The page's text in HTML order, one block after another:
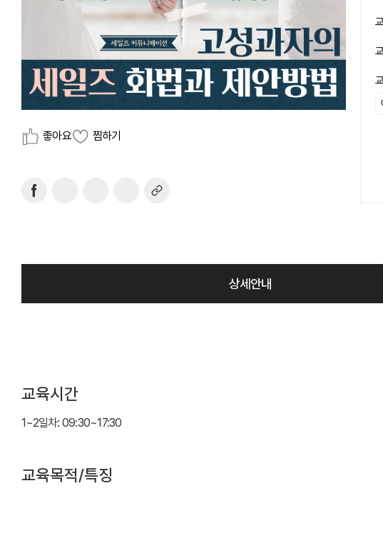
좋아요 찜하기
상세안내
교육시간
1~2일차: 09:30~17:30
교육목적/특징